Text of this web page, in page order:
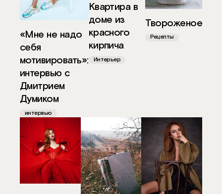
«Мне не надо
себя
мотивировать»:
интервью с
Дмитрием
Думиком
интервью
Квартира в
доме из
красного
кирпича
Интерьер
Твороженое
Рецепты